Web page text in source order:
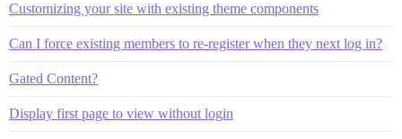
Customizing your site with existing theme components
Can I force existing members to re-register when they next log in?
Gated Content?
Display first page to view without login